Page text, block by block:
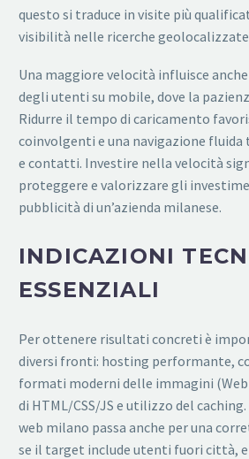
questo si traduce in visite più
visibilità nelle ricerche
Una maggiore velocità influisce
degli utenti su mobile, dove la
Ridurre il tempo di caricamento
coinvolgenti e una navigazione
e contatti. Investire nella velocità
proteggere e valorizzare gli
pubblicità di un’azienda milanese.
INDICAZIONI
ESSENZIALI
Per ottenere risultati concreti è
diversi fronti: hosting performante,
formati moderni delle immagini
di HTML/CSS/JS e utilizzo del
web milano passa anche per una
se il target include utenti fuori città,